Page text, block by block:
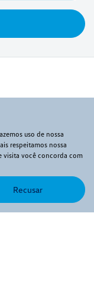
uso de nossa
respeitamos nossa
visita você concorda com
Recusar